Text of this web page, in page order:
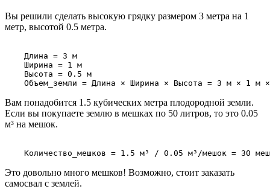
Вы решили сделать высокую грядку размером 3 метра на 1
метр, высотой 0.5 метра.
    Длина = 3 м
    Ширина = 1 м
    Высота = 0.5 м
Вам понадобится 1.5 кубических метра плодородной земли.
Если вы покупаете землю в мешках по 50 литров, то это 0.05
м³ на мешок.
Это довольно много мешков! Возможно, стоит заказать
самосвал с землей.